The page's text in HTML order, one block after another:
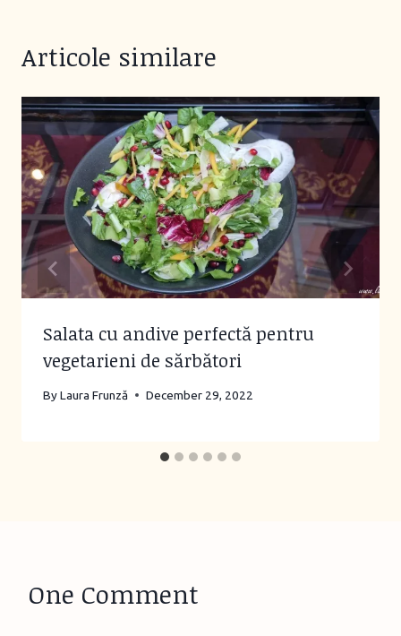
Articole similare
Salata cu andive perfectă pentru
vegetarieni de sărbători
ByLaura Frunză December 29, 2022
One Comment